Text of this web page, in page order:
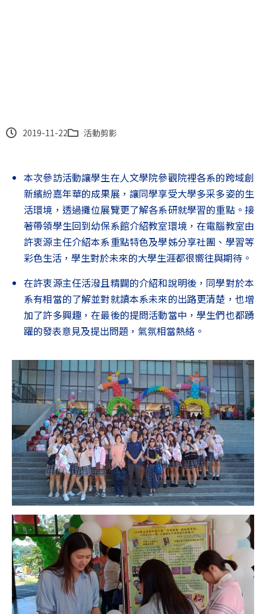
2019-11-22 活動剪影
本次參訪活動讓學生在人文學院參觀院裡各系的跨域創
新繽紛嘉年華的成果展，讓同學享受大學多采多姿的生
活環境，透過攤位展覽更了解各系研就學習的重點。接
著帶領學生回到幼保系館介紹教室環境，在電腦教室由
許衷源主任介紹本系重點特色及學姊分享社團、學習等
彩色生活，學生對於未來的大學生涯都很嚮往與期待。
在許衷源主任活潑且精闢的介紹和說明後，同學對於本
系有相當的了解並對就讀本系未來的出路更清楚，也增
加了許多興趣，在最後的提問活動當中，學生們也都踴
躍的發表意見及提出問題，氣氛相當熱絡。